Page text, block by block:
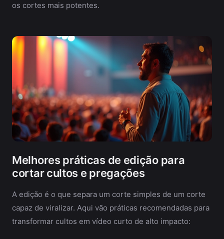
os cortes mais potentes.
Melhores práticas de edição para
cortar cultos e pregações
A edição é o que separa um corte simples de um corte
capaz de viralizar. Aqui vão práticas recomendadas para
transformar cultos em vídeo curto de alto impacto: